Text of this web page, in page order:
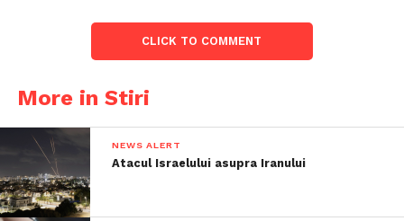
CLICK TO COMMENT
More in Stiri
NEWS ALERT
Atacul Israelului asupra Iranului